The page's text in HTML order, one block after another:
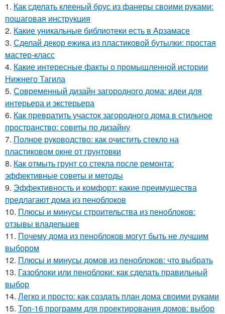
1. Как сделать клееный брус из фанеры своими руками:
пошаговая инструкция
2. Какие уникальные библиотеки есть в Арзамасе
3. Сделай декор ежика из пластиковой бутылки: простая
мастер-класс
4. Какие интересные факты о промышленной истории
Нижнего Тагила
5. Современный дизайн загородного дома: идеи для
интерьера и экстерьера
6. Как превратить участок загородного дома в стильное
пространство: советы по дизайну
7. Полное руководство: как очистить стекло на
пластиковом окне от грунтовки
8. Как отмыть грунт со стекла после ремонта:
эффективные советы и методы
9. Эффективность и комфорт: какие преимущества
предлагают дома из пеноблоков
10. Плюсы и минусы строительства из пеноблоков:
отзывы владельцев
11. Почему дома из пеноблоков могут быть не лучшим
выбором
12. Плюсы и минусы домов из пеноблоков: что выбрать
13. Газоблоки или пеноблоки: как сделать правильный
выбор
14. Легко и просто: как создать план дома своими руками
15. Топ-16 программ для проектирования домов: выбор